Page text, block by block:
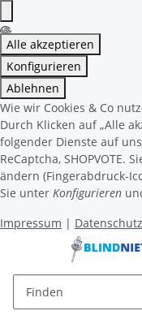
Alle akzeptieren
Konfigurieren
Ablehnen
Wie wir Cookies & Co
Durch Klicken auf „Alle
folgender Dienste auf
ReCaptcha, SHOPVOTE.
ändern (Fingerabdruck-
Sie unter Konfigurieren
Impressum | Datenschutz